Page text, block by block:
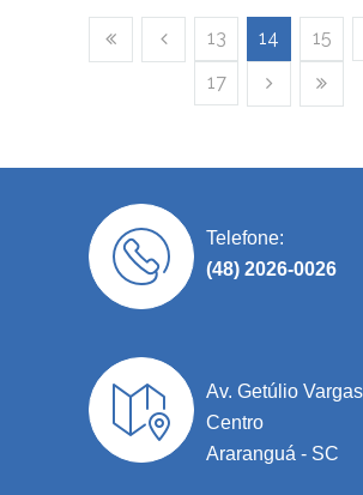
13 14 15
17
Telefone:
(48) 2026-0026
Av. Getúlio
Centro
Araranguá - SC